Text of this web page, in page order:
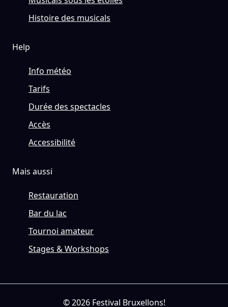
Histoire des musicals
Help
Info météo
Tarifs
Durée des spectacles
Accès
Accessibilité
Mais aussi
Restauration
Bar du lac
Tournoi amateur
Stages & Workshops
© 2026 Festival Bruxellons!